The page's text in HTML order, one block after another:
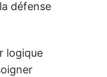
défense
logique